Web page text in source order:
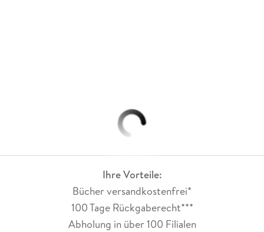
Ihre Vorteile:
Bücher versandkostenfrei*
100 Tage Rückgaberecht***
Abholung in über 100 Filialen